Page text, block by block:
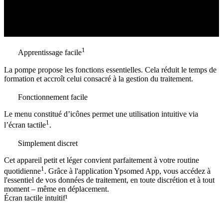
Apprentissage facile1
La pompe propose les fonctions essentielles. Cela réduit le temps de
formation et accroît celui consacré à la gestion du traitement.
Fonctionnement facile
Le menu constitué d’icônes permet une utilisation intuitive via
l’écran tactile1 .
Simplement discret
Cet appareil petit et léger convient parfaitement à votre routine
quotidienne1 . Grâce à l'application Ypsomed App, vous accédez à
l'essentiel de vos données de traitement, en toute discrétion et à tout
moment – même en déplacement.
Écran tactile intuitif¹